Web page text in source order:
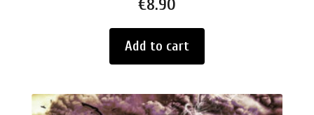
€8.90
Add to cart